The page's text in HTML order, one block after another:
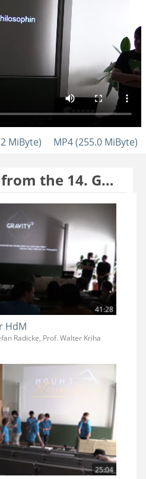
MiByte) MP4 (255.0 MiByte)
All recordings from the 14. GamesDay
41:28
HdM
Radicke, Prof. Walter Kriha
25:04